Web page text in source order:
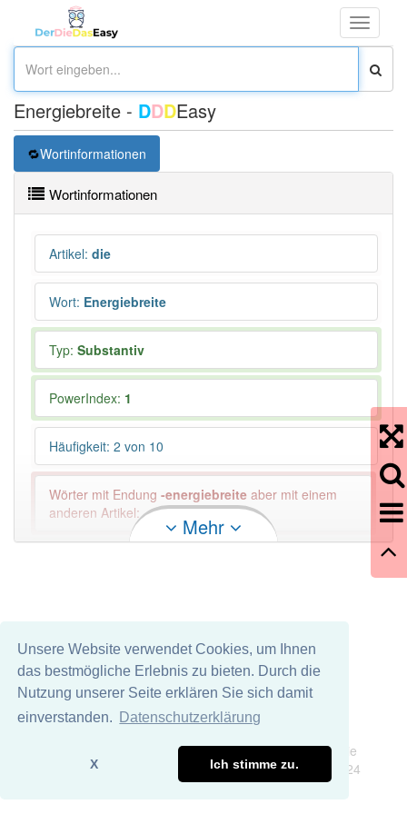
Unsere Website verwendet Cookies, um Ihnen
das bestmögliche Erlebnis zu bieten. Durch die
Nutzung unserer Seite erklären Sie sich damit
einverstanden.
Datenschutzerklärung
X Ich stimme zu.
Toggle
Energiebreite - DDDEasy
Wortinformationen
Wortinformationen
Artikel: die
Wort: Energiebreite
Typ: Substantiv
PowerIndex: 1
Häufigkeit: 2 von 10
Wörter mit Endung -energiebreite aber mit einem
anderen Artikel: -1
Mehr
Wir übernehmen keine Garantie und keine Haftung für die
Richtigkeit und Vollständigkeit dieser Seite. DDDEasy 2024